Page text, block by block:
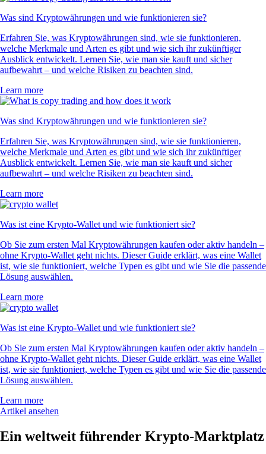
Was sind Kryptowährungen und wie funktionieren sie?
Erfahren Sie, was Kryptowährungen sind, wie sie funktionieren,
welche Merkmale und Arten es gibt und wie sich ihr zukünftiger
Ausblick entwickelt. Lernen Sie, wie man sie kauft und sicher
aufbewahrt – und welche Risiken zu beachten sind.
Learn more
Was sind Kryptowährungen und wie funktionieren sie?
Erfahren Sie, was Kryptowährungen sind, wie sie funktionieren,
welche Merkmale und Arten es gibt und wie sich ihr zukünftiger
Ausblick entwickelt. Lernen Sie, wie man sie kauft und sicher
aufbewahrt – und welche Risiken zu beachten sind.
Learn more
Was ist eine Krypto-Wallet und wie funktioniert sie?
Ob Sie zum ersten Mal Kryptowährungen kaufen oder aktiv handeln –
ohne Krypto-Wallet geht nichts. Dieser Guide erklärt, was eine Wallet
ist, wie sie funktioniert, welche Typen es gibt und wie Sie die passende
Lösung auswählen.
Learn more
Was ist eine Krypto-Wallet und wie funktioniert sie?
Ob Sie zum ersten Mal Kryptowährungen kaufen oder aktiv handeln –
ohne Krypto-Wallet geht nichts. Dieser Guide erklärt, was eine Wallet
ist, wie sie funktioniert, welche Typen es gibt und wie Sie die passende
Lösung auswählen.
Learn more
Artikel ansehen
Ein weltweit führender Krypto-Marktplatz